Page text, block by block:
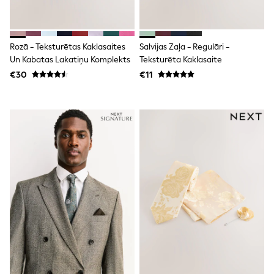
Sliders
Jumpsuits & Playsuits
Linen Collection
Sandals
Shorts
Tops & T-Shirts
Sunglasses
Men's Holiday Shop
All Swimwear
Accessories
Bags & Luggage
Footwear
Hats
Linen Collection
Loafers
Polo Shirts
Sandals & Flipflops
Shirts
Shorts
Rozā - Teksturētas Kaklasaites
Un Kabatas Lakatiņu Komplekts
€30
Salvijas Zaļa - Regulāri -
Teksturēta Kaklasaite
€11